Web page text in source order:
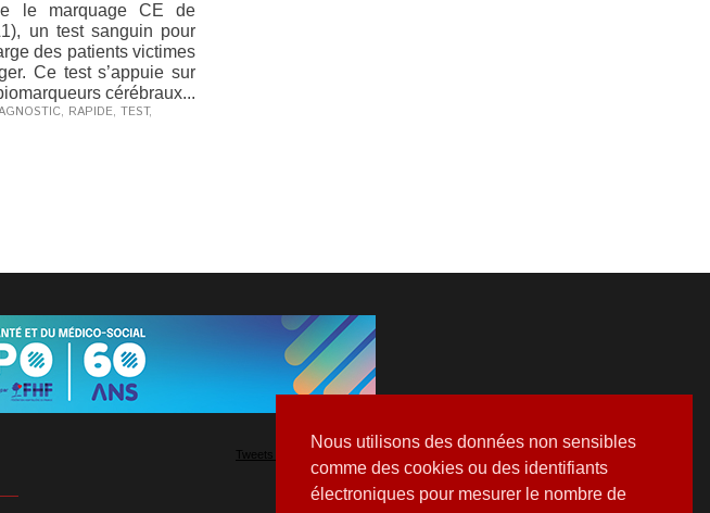
Nous utilisons des données non sensibles
comme des cookies ou des identifiants
électroniques pour mesurer le nombre de
le marquage CE de
un test sanguin pour
des patients victimes
Ce test s’appuie sur
cérébraux...
, RAPIDE, TEST,
Tweets by Hospitalia_Mag